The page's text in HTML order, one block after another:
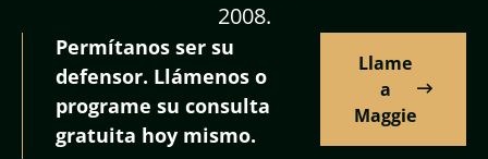
2008.
Permítanos ser su
defensor. Llámenos o
programe su consulta
gratuita hoy mismo.
Llame
a
Maggie